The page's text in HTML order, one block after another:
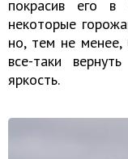
покрасив его
некоторые
но, тем не менее,
все-таки
яркость.